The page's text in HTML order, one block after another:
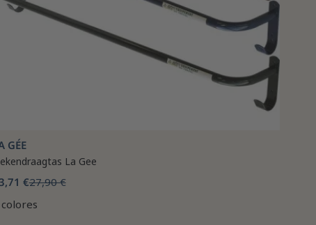
GÉE
La Gee
€27,90 €